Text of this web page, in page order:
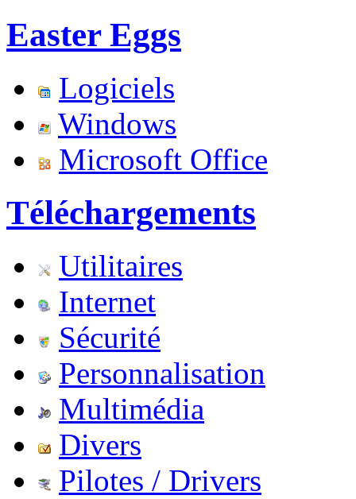
Easter Eggs
Logiciels
Windows
Microsoft Office
Téléchargements
Utilitaires
Internet
Sécurité
Personnalisation
Multimédia
Divers
Pilotes / Drivers